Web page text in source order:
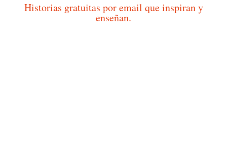
Historias gratuitas por email que inspiran y
enseñan.